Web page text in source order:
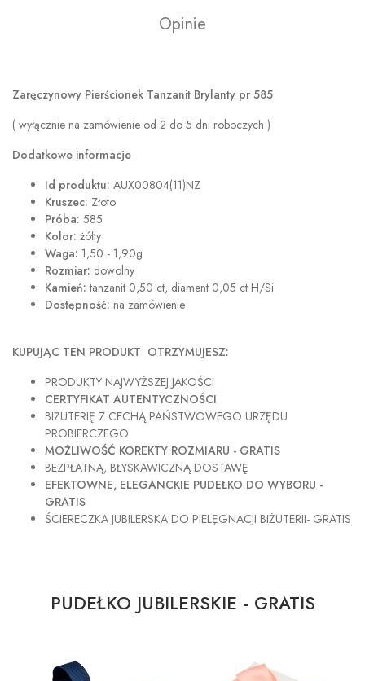
Opinie
Zaręczynowy Pierścionek Tanzanit Brylanty pr 585
( wyłącznie na zamówienie od 2 do 5 dni roboczych )
Dodatkowe informacje
Id produktu: AUX00804(11)NZ
Kruszec: Złoto
Próba: 585
Kolor: żółty
Waga: 1,50 - 1,90g
Rozmiar: dowolny
Kamień: tanzanit 0,50 ct, diament 0,05 ct H/Si
Dostępność: na zamówienie
KUPUJĄC TEN PRODUKT OTRZYMUJESZ:
PRODUKTY NAJWYŻSZEJ JAKOŚCI
CERTYFIKAT AUTENTYCZNOŚCI
BIŻUTERIĘ Z CECHĄ PAŃSTWOWEGO URZĘDU
PROBIERCZEGO
MOŻLIWOŚĆ KOREKTY ROZMIARU - GRATIS
BEZPŁATNĄ, BŁYSKAWICZNĄ DOSTAWĘ
EFEKTOWNE, ELEGANCKIE PUDEŁKO DO WYBORU -
GRATIS
ŚCIERECZKA JUBILERSKA DO PIELĘGNACJI BIŻUTERII- GRATIS
PUDEŁKO JUBILERSKIE - GRATIS